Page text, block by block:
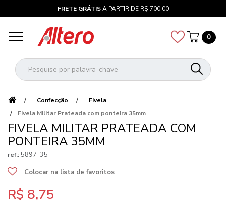
FRETE GRÁTISA PARTIR DE R$ 700,00
0
Confecção
Fivela
Fivela Militar Prateada com ponteira 35mm
FIVELA MILITAR PRATEADA COM
PONTEIRA 35MM
ref.:5897-35
Colocar na lista de favoritos
R$ 8,75